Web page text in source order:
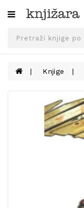
Kategorije
SVEUČILIŠNA
UDŽBENICI
KNJIGE
PRIBOR
Knjige